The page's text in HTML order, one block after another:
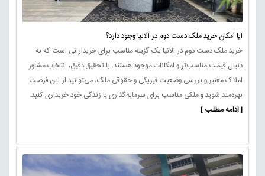
آیا امکان خرید ملک دست دوم در آلانیا وجود دارد؟
خرید ملک دست دوم در آلانیا یک گزینه مناسب برای خریدارانی است که به
دنبال قیمت مناسب‌تر و امکانات موجود هستند. با تحقیق دقیق، انتخاب مشاور
املاک معتبر و بررسی وضعیت فیزیکی و حقوقی ملک، می‌توانید از این فرصت
بهره‌مند شوید و ملکی مناسب برای سرمایه‌گذاری یا زندگی خود خریداری کنید.
[ ادامه مطلب ]